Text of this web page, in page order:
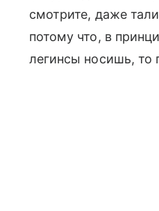
смотрите, даже
потому что, в
легинсы носишь, то